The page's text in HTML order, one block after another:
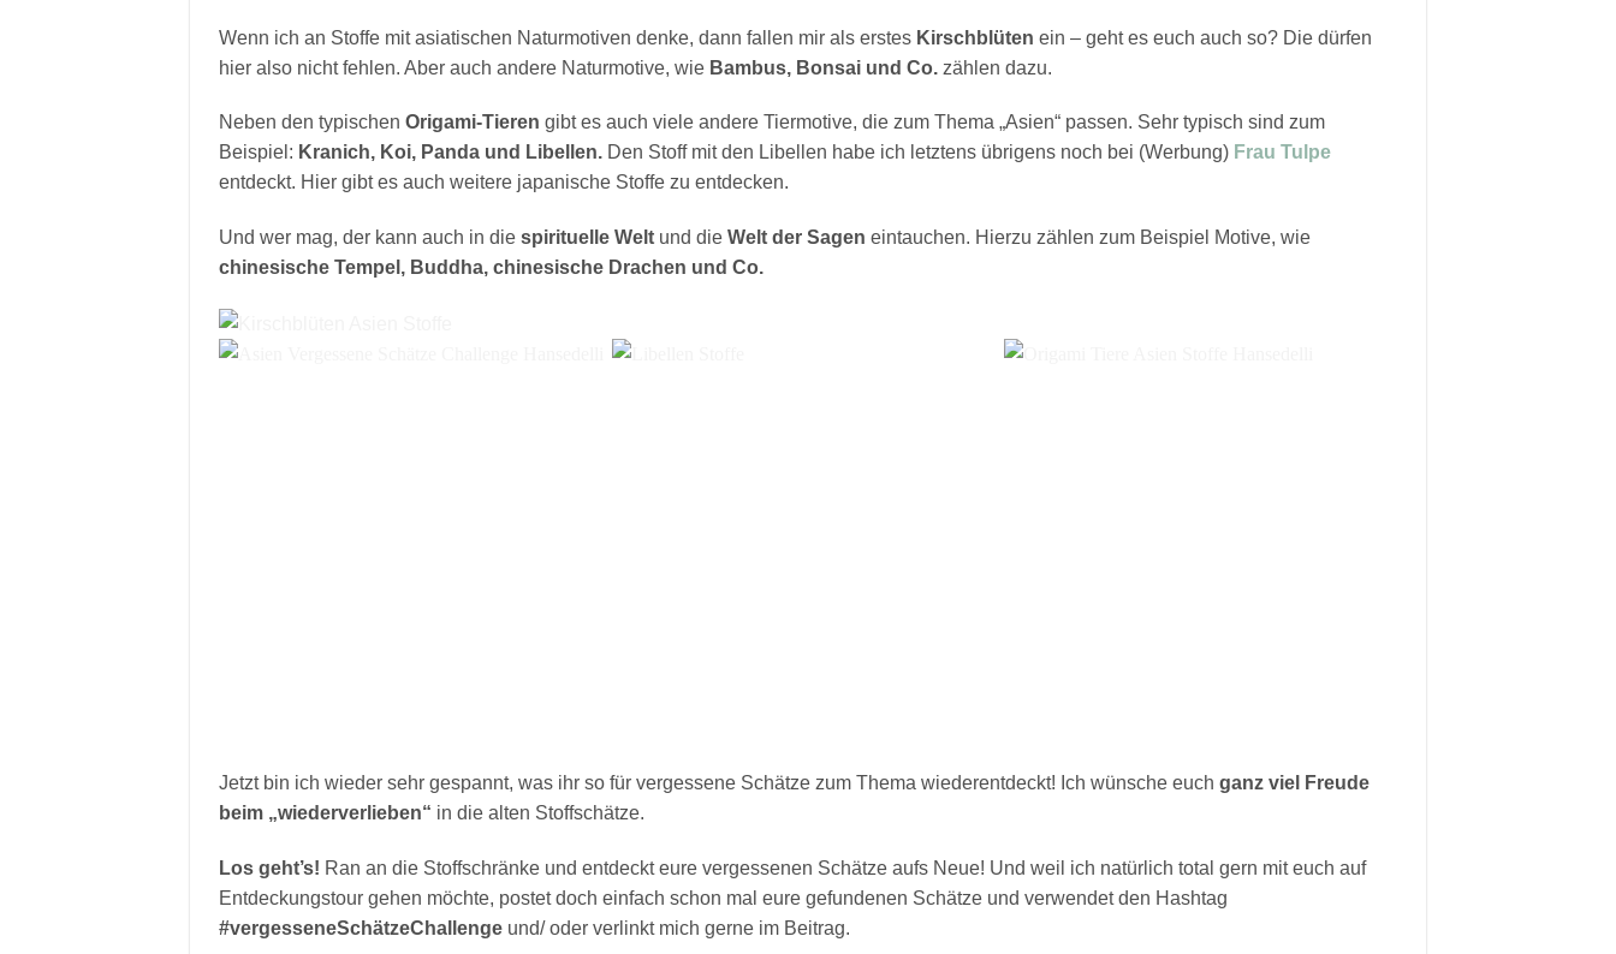
Wenn ich an Stoffe mit asiatischen Naturmotiven denke, dann fallen mir als erstes Kirschblüten ein – geht es euch auch so? Die dürfen
hier also nicht fehlen. Aber auch andere Naturmotive, wie Bambus, Bonsai und Co.zählen dazu.
Neben den typischen Origami-Tieren gibt es auch viele andere Tiermotive, die zum Thema „Asien“ passen. Sehr typisch sind zum
Beispiel: Kranich, Koi, Panda und Libellen.Den Stoff mit den Libellen habe ich letztens übrigens noch bei (Werbung) Frau Tulpe
entdeckt. Hier gibt es auch weitere japanische Stoffe zu entdecken.
Und wer mag, der kann auch in die spirituelle Weltund die Welt der Sagen eintauchen. Hierzu zählen zum Beispiel Motive, wie
chinesische Tempel, Buddha, chinesische Drachen und Co.
Jetzt bin ich wieder sehr gespannt, was ihr so für vergessene Schätze zum Thema wiederentdeckt! Ich wünsche euch ganz viel Freude
beim „wiederverlieben“ in die alten Stoffschätze.
Los geht’s! Ran an die Stoffschränke und entdeckt eure vergessenen Schätze aufs Neue! Und weil ich natürlich total gern mit euch auf
Entdeckungstour gehen möchte, postet doch einfach schon mal eure gefundenen Schätze und verwendet den Hashtag
#vergesseneSchätzeChallengeund/ oder verlinkt mich gerne im Beitrag.